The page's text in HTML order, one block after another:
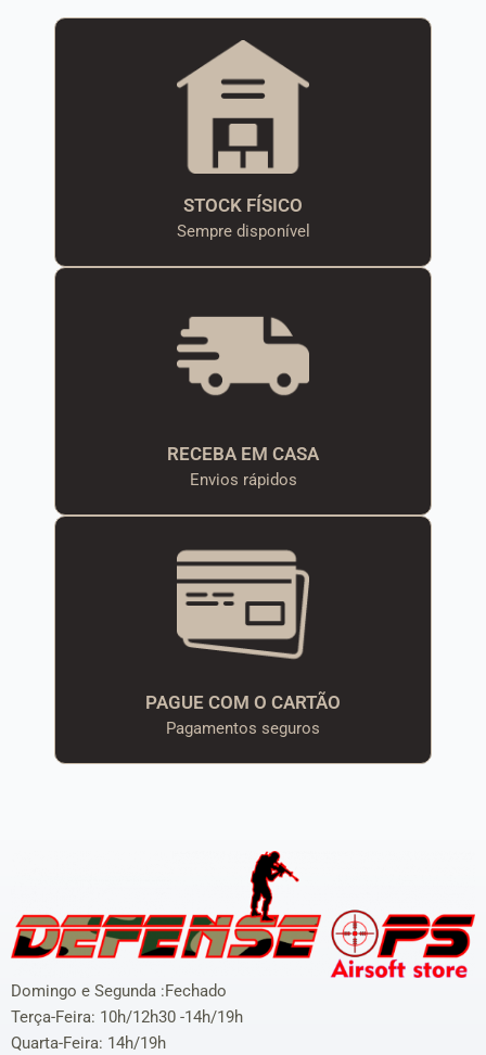
STOCK FÍSICO
Sempre disponível
RECEBA EM CASA
Envios rápidos
PAGUE COM O CARTÃO
Pagamentos seguros
Domingo e Segunda :Fechado
Terça-Feira: 10h/12h30 -14h/19h
Quarta-Feira: 14h/19h